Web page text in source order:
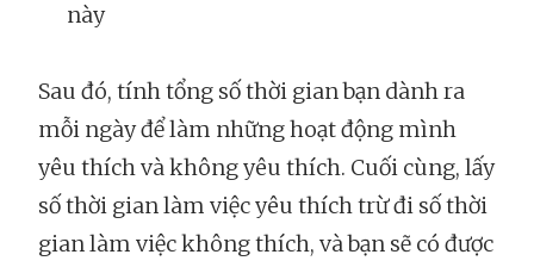
này
Sau đó, tính tổng số thời gian bạn dành ra
mỗi ngày để làm những hoạt động mình
yêu thích và không yêu thích. Cuối cùng, lấy
số thời gian làm việc yêu thích trừ đi số thời
gian làm việc không thích, và bạn sẽ có được